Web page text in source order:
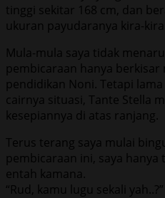
tinggi sekitar 168 cm, dan
ukuran payudaranya kira-kira
Mula-mula saya tidak
pembicaraan hanya
pendidikan Noni. Tetapi
cairnya situasi, Tante Stella
kesepiannya di atas ranjang.
Terus terang saya mulai
pembicaraan ini, saya hanya
entah kamana.
“Rud, kamu lugu sekali